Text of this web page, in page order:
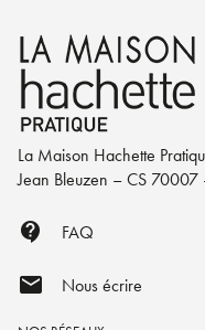
La Maison Hachette
Jean Bleuzen – CS 70007
contact_support FAQ
mail Nous écrire